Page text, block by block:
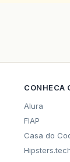
CONHECA
Alura
FIAP
Casa do